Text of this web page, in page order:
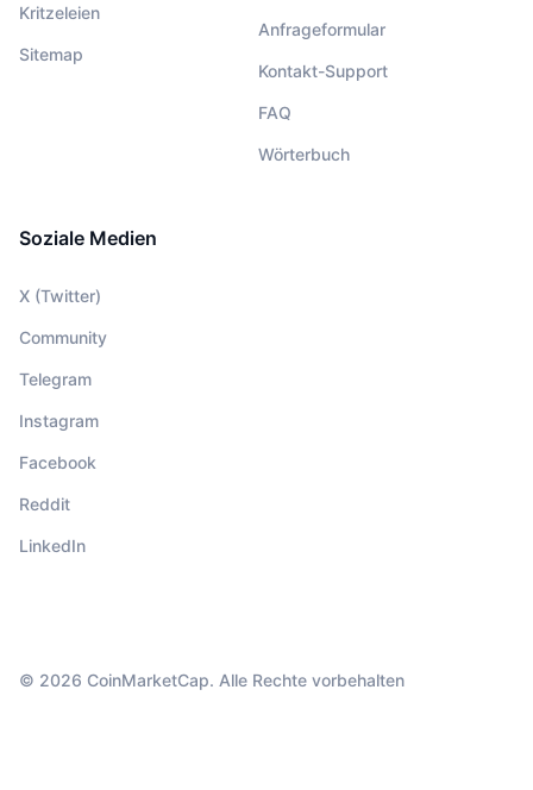
Kritzeleien
Sitemap
Anfrageformular
Kontakt-Support
FAQ
Wörterbuch
Soziale Medien
X (Twitter)
Community
Telegram
Instagram
Facebook
Reddit
LinkedIn
© 2026 CoinMarketCap. Alle Rechte vorbehalten